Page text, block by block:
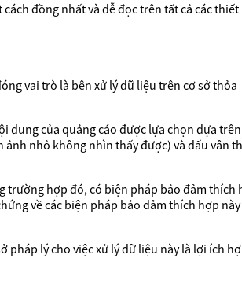
đồng nhất và dễ đọc trên tất cả các thiết
vai trò là bên xử lý dữ liệu trên cơ sở thỏa
dung của quảng cáo được lựa chọn dựa
ảnh nhỏ không nhìn thấy được) và dấu vân
trường hợp đó, có biện pháp bảo đảm thích
về các biện pháp bảo đảm thích hợp
pháp lý cho việc xử lý dữ liệu này là lợi ích